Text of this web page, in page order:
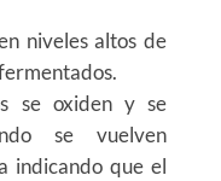
niveles altos de
se oxiden y se
se vuelven
indicando que el